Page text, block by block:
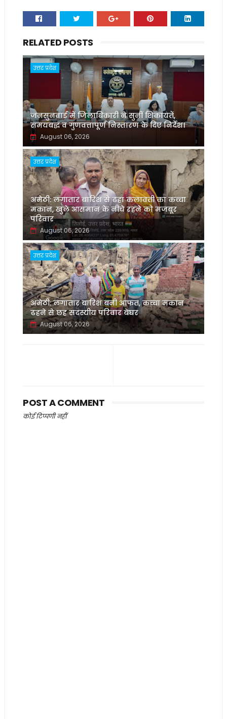
RELATED POSTS
उत्तर प्रदेश
जनसुनवाई में जिलाधिकारी ने सुनीं शिकायतें,
समयबद्ध व गुणवत्तापूर्ण निस्तारण के दिए निर्देश।
August 06, 2026
उत्तर प्रदेश
अमेठी: लगातार बारिश से ढहा कलावती का कच्चा
मकान, खुले आसमान के नीचे रहने को मजबूर
परिवार
August 06, 2026
उत्तर प्रदेश
अमेठी: लगातार बारिश बनी आफत, कच्चा मकान
ढहने से छह सदस्यीय परिवार बेघर
August 06, 2026
POST A COMMENT
कोई टिप्पणी नहीं